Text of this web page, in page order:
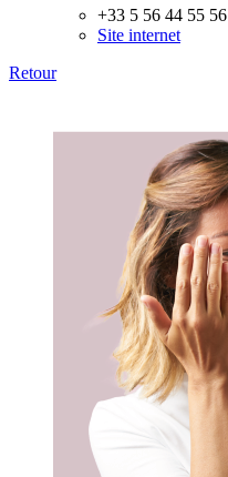
+33 5 56 44 55 56
Site internet
Retour